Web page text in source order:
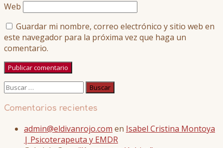
Web
Guardar mi nombre, correo electrónico y sitio web en
este navegador para la próxima vez que haga un
comentario.
Buscar:
Comentarios recientes
admin@eldivanrojo.com en Isabel Cristina Montoya
| Psicoterapeuta y EMDR